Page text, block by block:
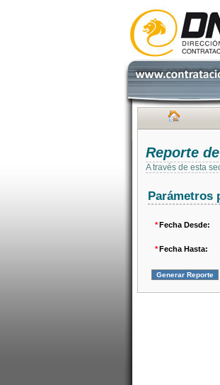
Reporte
A través de esta
Parámetros
*Fecha Desde:
*Fecha Hasta: